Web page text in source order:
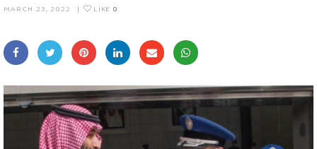
MARCH 23, 2022 | LIKE 0